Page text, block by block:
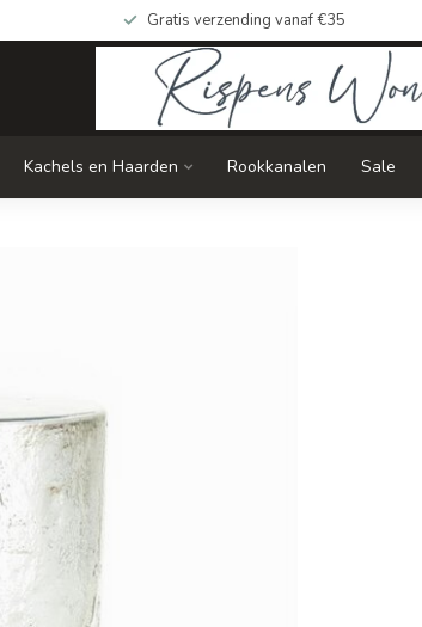
Gratis verzending vanaf €35
Kachels en Haarden Rookkanalen Sale